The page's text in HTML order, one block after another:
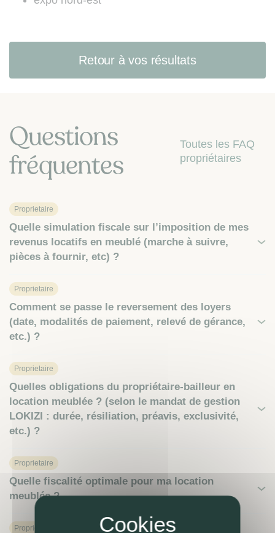
Retour à vos résultats
Questions
fréquentes
Toutes les FAQ
propriétaires
Proprietaire
Quelle simulation fiscale sur l’imposition de mes
revenus locatifs en meublé (marche à suivre,
pièces à fournir, etc) ?
Proprietaire
Comment se passe le reversement des loyers
(date, modalités de paiement, relevé de gérance,
etc.) ?
Proprietaire
Quelles obligations du propriétaire-bailleur en
location meublée ? (selon le mandat de gestion
LOKIZI : durée, résiliation, préavis, exclusivité,
etc.) ?
Proprietaire
Quelle fiscalité optimale pour ma location
meublée ?
Proprietaire